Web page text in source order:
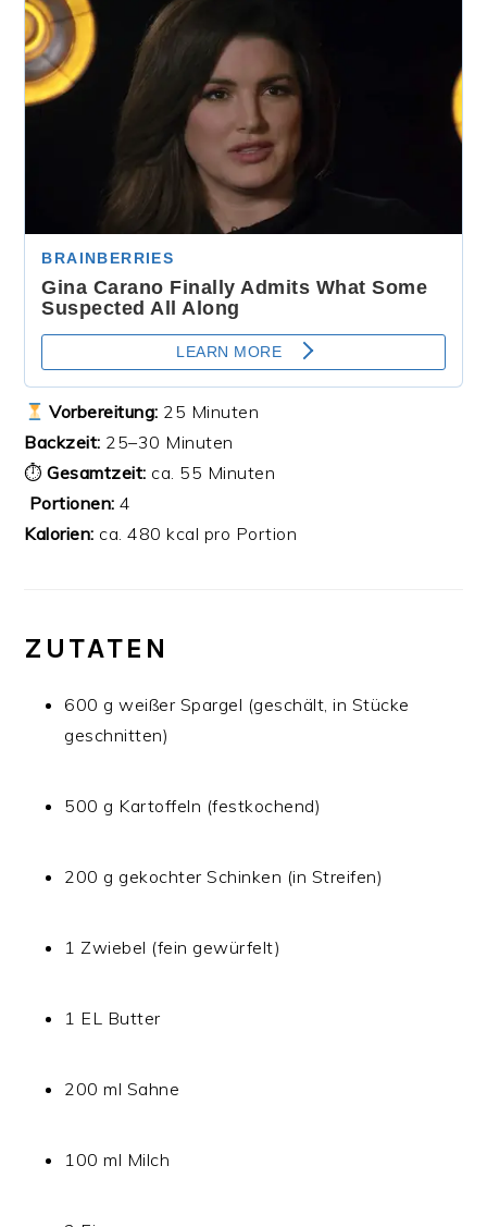
Vorbereitung: 25 Minuten
Backzeit: 25–30 Minuten
⏱Gesamtzeit: ca. 55 Minuten
Portionen: 4
Kalorien: ca. 480 kcal pro Portion
ZUTATEN
600 g weißer Spargel (geschält, in Stücke
geschnitten)
500 g Kartoffeln (festkochend)
200 g gekochter Schinken (in Streifen)
1 Zwiebel (fein gewürfelt)
1 EL Butter
200 ml Sahne
100 ml Milch